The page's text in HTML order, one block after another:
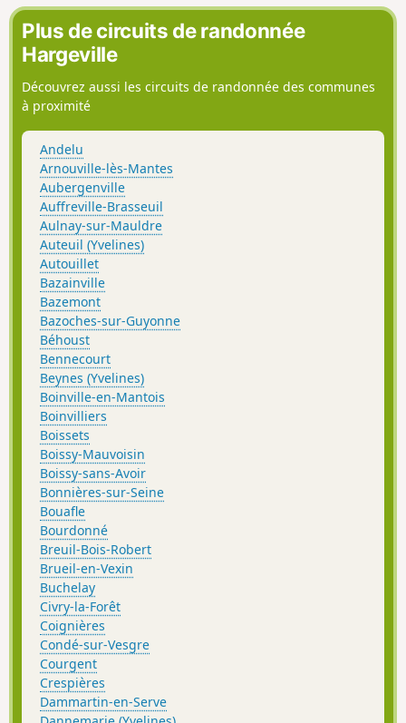
Plus de circuits de randonnée
Hargeville
Découvrez aussi les circuits de randonnée des communes
à proximité
Andelu
Arnouville-lès-Mantes
Aubergenville
Auffreville-Brasseuil
Aulnay-sur-Mauldre
Auteuil (Yvelines)
Autouillet
Bazainville
Bazemont
Bazoches-sur-Guyonne
Béhoust
Bennecourt
Beynes (Yvelines)
Boinville-en-Mantois
Boinvilliers
Boissets
Boissy-Mauvoisin
Boissy-sans-Avoir
Bonnières-sur-Seine
Bouafle
Bourdonné
Breuil-Bois-Robert
Brueil-en-Vexin
Buchelay
Civry-la-Forêt
Coignières
Condé-sur-Vesgre
Courgent
Crespières
Dammartin-en-Serve